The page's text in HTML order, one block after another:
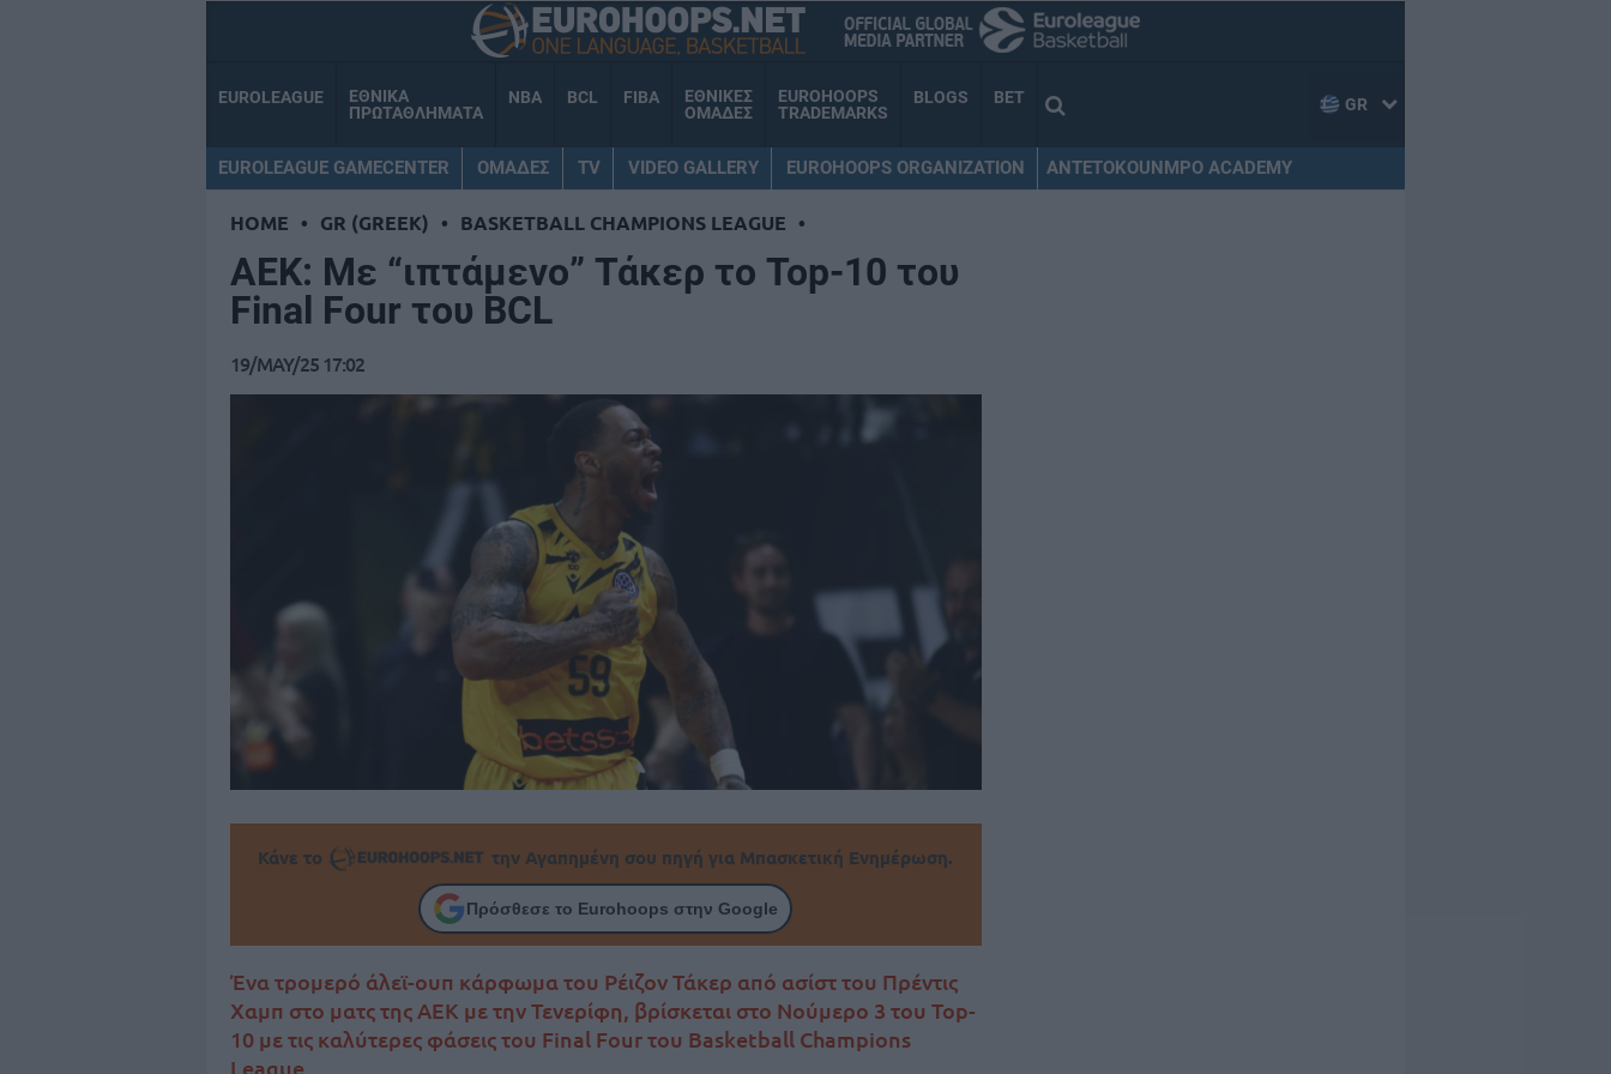
EUROLEAGUE
ΕΘΝΙΚΑ
ΠΡΩΤΑΘΛΗΜΑΤΑ
NBA BCL FIBA
ΕΘΝΙΚΕΣ
ΟΜΑΔΕΣ
EUROHOOPS
TRADEMARKS
BLOGS BET GR
EUROLEAGUE GAMECENTER ΟΜΑΔΕΣ TV VIDEO GALLERY EUROHOOPS ORGANIZATION ANTETOKOUNMPO ACADEMY
HOME • GR (GREEK) • BASKETBALL CHAMPIONS LEAGUE •
ΑΕΚ: Με “ιπτάμενο” Τάκερ το Top-10 του
Final Four του BCL
19/MAY/25 17:02
Κάνε το την Αγαπημένη σου πηγή για Μπασκετική Ενημέρωση.
Πρόσθεσε το Eurohoops στην Google
Ένα τρομερό άλεϊ-ουπ κάρφωμα του Ρέιζον Τάκερ από ασίστ του Πρέντις
Χαμπ στο ματς της ΑΕΚ με την Τενερίφη, βρίσκεται στο Νούμερο 3 του Top-
10 με τις καλύτερες φάσεις του Final Four του Basketball Champions
League.